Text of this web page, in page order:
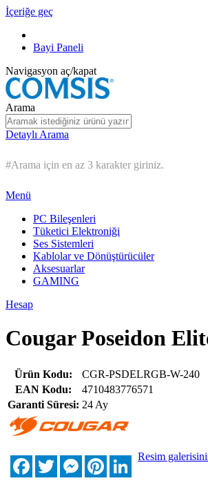
İçeriğe geç
Bayi Paneli
Navigasyon aç/kapat
Arama
Detaylı Arama
#Arama için en az 3 karakter giriniz.
Menü
PC Bileşenleri
Tüketici Elektroniği
Ses Sistemleri
Kablolar ve Dönüştürücüler
Aksesuarlar
GAMING
Hesap
Cougar Poseidon
Ürün Kodu:
CGR-PSDELRGB-W-240
EAN Kodu:
4710483776571
Garanti Süresi: 24 Ay
FacebookTwitterMessengerPinterestLinkedIn
Resim